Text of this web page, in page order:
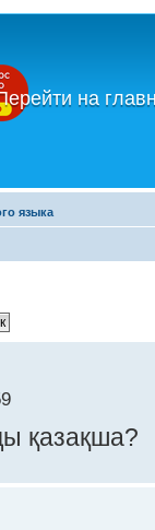
на
языка
қазақша?